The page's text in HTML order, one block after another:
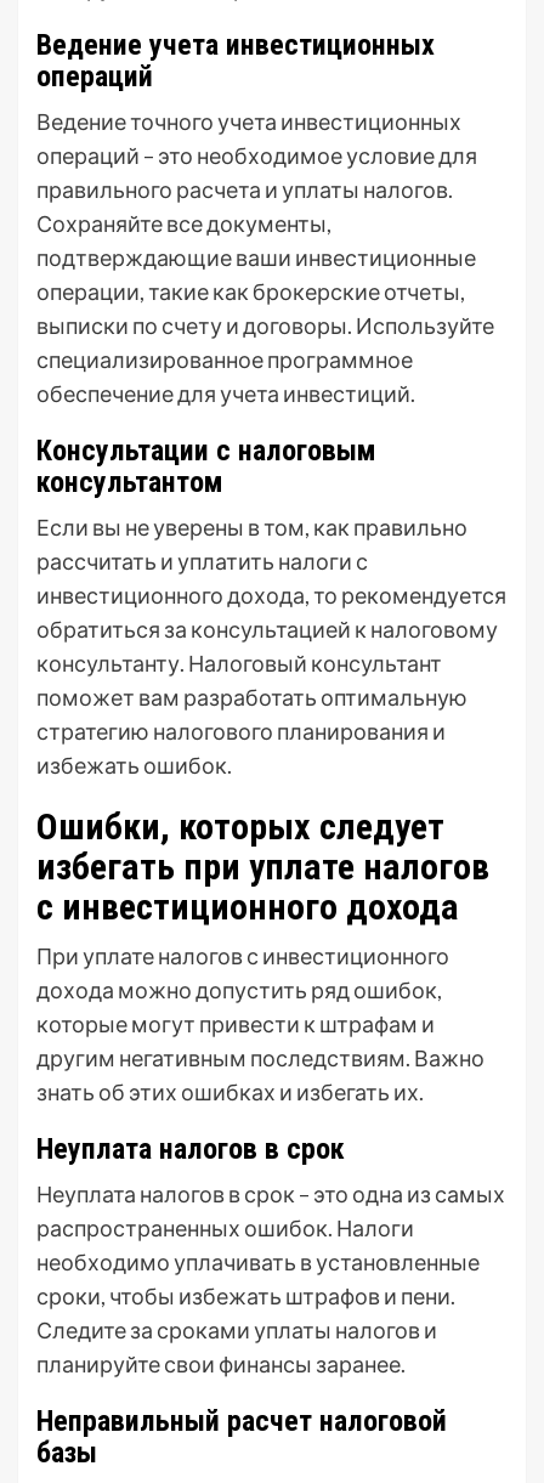
Ведение учета инвестиционных
операций
Ведение точного учета инвестиционных
операций – это необходимое условие для
правильного расчета и уплаты налогов.
Сохраняйте все документы,
подтверждающие ваши инвестиционные
операции, такие как брокерские отчеты,
выписки по счету и договоры. Используйте
специализированное программное
обеспечение для учета инвестиций.
Консультации с налоговым
консультантом
Если вы не уверены в том, как правильно
рассчитать и уплатить налоги с
инвестиционного дохода, то рекомендуется
обратиться за консультацией к налоговому
консультанту. Налоговый консультант
поможет вам разработать оптимальную
стратегию налогового планирования и
избежать ошибок.
Ошибки, которых следует
избегать при уплате налогов
с инвестиционного дохода
При уплате налогов с инвестиционного
дохода можно допустить ряд ошибок,
которые могут привести к штрафам и
другим негативным последствиям. Важно
знать об этих ошибках и избегать их.
Неуплата налогов в срок
Неуплата налогов в срок – это одна из самых
распространенных ошибок. Налоги
необходимо уплачивать в установленные
сроки, чтобы избежать штрафов и пени.
Следите за сроками уплаты налогов и
планируйте свои финансы заранее.
Неправильный расчет налоговой
базы